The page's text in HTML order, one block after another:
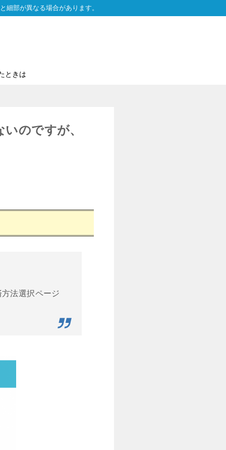
細部が異なる場合があります。
ときは
のですが、
法選択ページ